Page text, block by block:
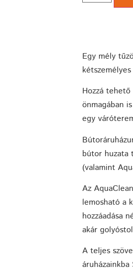
Egy mély
kétszemélyes
Hozzá
önmagában
egy
bútor huzata
(valamint
Az
lemosható a
hozzáadása
akár
A teljes